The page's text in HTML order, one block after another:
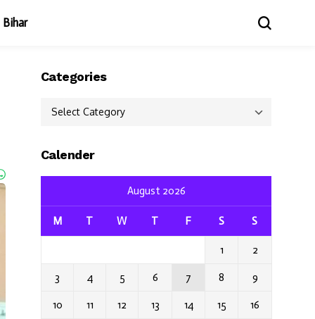
Bihar
Categories
Categories
Calender
August 2026
M T W T F S S
1 2
3 4 5 6 7 8 9
10 11 12 13 14 15 16